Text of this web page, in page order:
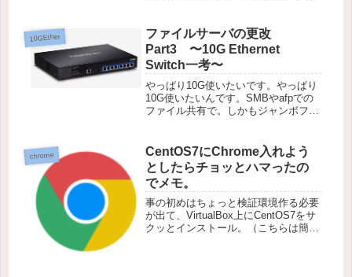
しますかということで。ffmpegビルド
の下準備その１さて、Cen...
10GEther
ファイルサーバの更改
Part3 〜10G Ethernet
Switch一考〜
やっぱり10G使いたいです。やっぱり
10G使いたいんです。SMBやafpでの
ファイル共有で。しかもジャンボフレ
ネットワークが必要になるわけで。な
らば10Gスイッチでしょう。...
chrome
CentOS7にChrome入れよう
としたらチョッとハマったの
でメモ。
事の初めはちょっと検証環境作る必要
が出て、VirtualBox上にCentOS7をサ
クッとインストール。（こちらは簡単